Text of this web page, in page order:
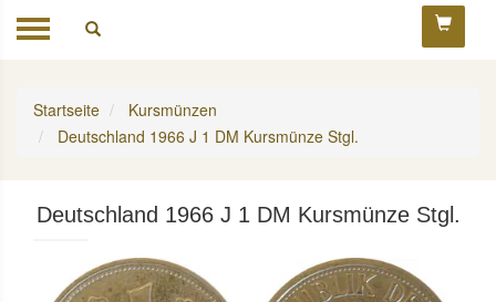
Toggle
Startseite
Kursmünzen
Deutschland 1966 J 1 DM Kursmünze Stgl.
Deutschland 1966 J 1 DM Kursmünze Stgl.